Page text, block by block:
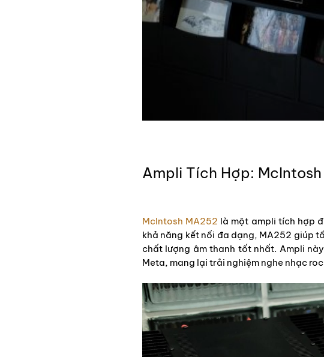
Ampli Tích Hợp:
McIntosh MA252 là một ampli tích hợp
khả năng kết nối đa dạng, MA252 giúp
chất lượng âm thanh tốt nhất. Ampli
Meta, mang lại trải nghiệm nghe nhạc